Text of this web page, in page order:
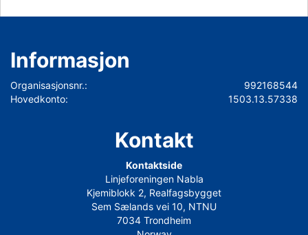
Informasjon
Organisasjonsnr.:
992168544
Hovedkonto:
1503.13.57338
Kontakt
Kontaktside
Linjeforeningen Nabla
Kjemiblokk 2, Realfagsbygget
Sem Sælands vei 10, NTNU
7034 Trondheim